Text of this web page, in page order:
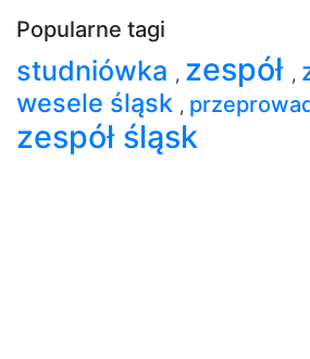
Popularne tagi
studniówka , zespół ,
wesele śląsk ,
zespół śląsk